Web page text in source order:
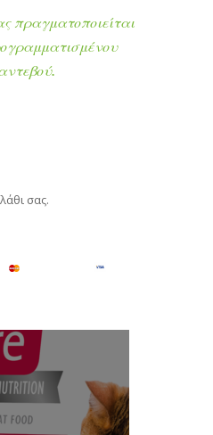
πραγματοποιείται
σας.